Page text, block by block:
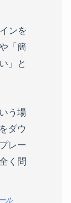
ンを
「簡
」と
う場
ダウ
レー
く問
ル